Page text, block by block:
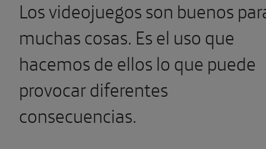
Los videojuegos son buenos
muchas cosas. Es el uso que
hacemos de ellos lo que puede
provocar diferentes
consecuencias.